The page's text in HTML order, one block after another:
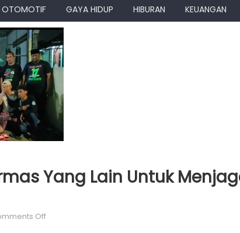
OTOMOTIF GAYA HIDUP HIBURAN KEUANGAN
Yang Lain Untuk
Offon